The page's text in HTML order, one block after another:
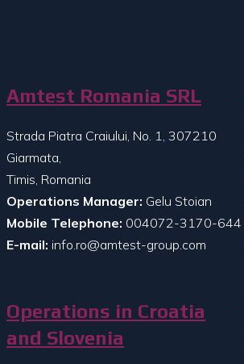
Amtest Romania SRL
Strada Piatra Craiului, No. 1, 307210
Giarmata,
Timis, Romania
Operations Manager: Gelu Stoian
Mobile Telephone: 004072-3170-644
E-mail: info.ro@amtest-group.com
Operations in Croatia
and Slovenia